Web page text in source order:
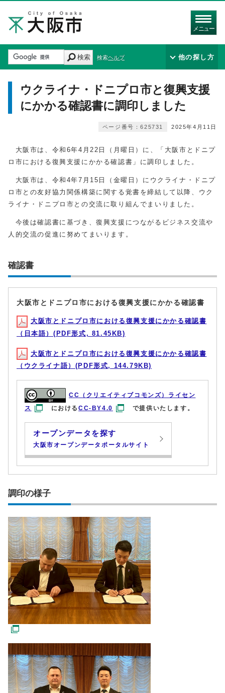
メニュー
検索 検索ヘルプ 他の探し方
ウクライナ・ドニプロ市と復興支援
にかかる確認書に調印しました
2025年4月11日
ページ番号：625731
大阪市は、令和6年4月22日（月曜日）に、「大阪市とドニプ
ロ市における復興支援にかかる確認書」に調印しました。
大阪市は、令和4年7月15日（金曜日）にウクライナ・ドニプ
ロ市との友好協力関係構築に関する覚書を締結して以降、ウク
ライナ・ドニプロ市との交流に取り組んでまいりました。
今後は確認書に基づき、復興支援につながるビジネス交流や
人的交流の促進に努めてまいります。
確認書
大阪市とドニプロ市における復興支援にかかる確認書
大阪市とドニプロ市における復興支援にかかる確認書
（日本語）(PDF形式, 81.45KB)
大阪市とドニプロ市における復興支援にかかる確認書
（ウクライナ語）(PDF形式, 144.79KB)
CC（クリエイティブコモンズ）ライセン
ス
におけるCC-BY4.0 で提供いたします。
オープンデータを探す
大阪市オープンデータポータルサイト
調印の様子